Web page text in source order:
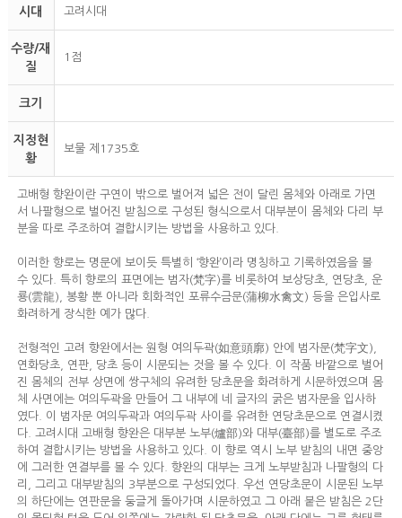
시대 고려시대
수량/재
질
1점
크기
지정현
황
보물 제1735호
고배형 향완이란 구연이 밖으로 벌어져 넓은 전이 달린 몸체와 아래로 가면
서 나팔형으로 벌어진 받침으로 구성된 형식으로서 대부분이 몸체와 다리 부
분을 따로 주조하여 결합시키는 방법을 사용하고 있다.
이러한 향로는 명문에 보이듯 특별히 ‘향완’이라 명칭하고 기록하였음을 볼
수 있다. 특히 향로의 표면에는 범자(梵字)를 비롯하여 보상당초, 연당초, 운
룡(雲龍), 봉황 뿐 아니라 회화적인 포류수금문(蒲柳水禽文) 등을 은입사로
화려하게 장식한 예가 많다.
전형적인 고려 향완에서는 원형 여의두곽(如意頭廓) 안에 범자문(梵字文),
연화당초, 연판, 당초 등이 시문되는 것을 볼 수 있다. 이 작품 바깥으로 벌어
진 몸체의 전부 상면에 쌍구체의 유려한 당초문을 화려하게 시문하였으며 몸
체 사면에는 여의두곽을 만들어 그 내부에 네 글자의 굵은 범자문을 입사하
였다. 이 범자문 여의두곽과 여의두곽 사이를 유려한 연당초문으로 연결시켰
다. 고려시대 고배형 향완은 대부분 노부(爐部)와 대부(臺部)를 별도로 주조
하여 결합시키는 방법을 사용하고 있다. 이 향로 역시 노부 받침의 내면 중앙
에 그러한 연결부를 볼 수 있다. 향완의 대부는 크게 노부받침과 나팔형의 다
리, 그리고 대부받침의 3부분으로 구성되었다. 우선 연당초문이 시문된 노부
의 하단에는 연판문을 둥글게 돌아가며 시문하였고 그 아래 붙은 받침은 2단